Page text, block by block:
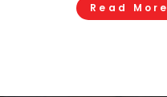
Read More